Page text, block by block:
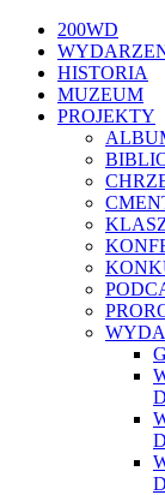
Close
Menu
200WD
HISTORIA
MUZEUM
PROJEKTY